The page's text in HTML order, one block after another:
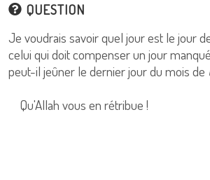
QUESTION
Je voudrais savoir quel jour est le jour
celui qui doit compenser un jour
peut-il jeûner le dernier jour du mois de
Qu'Allah vous en rétribue !